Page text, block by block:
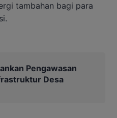
tambahan bagi para
Pengawasan
Desa